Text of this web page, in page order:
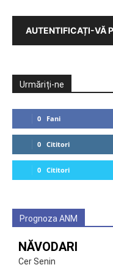
AUTENTIFICAȚI-VĂ
Urmăriți-ne
0 Fani
0 Cititori
0 Cititori
Prognoza ANM
NĂVODARI
Cer Senin